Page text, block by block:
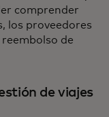
comprender
los proveedores
de
de viajes